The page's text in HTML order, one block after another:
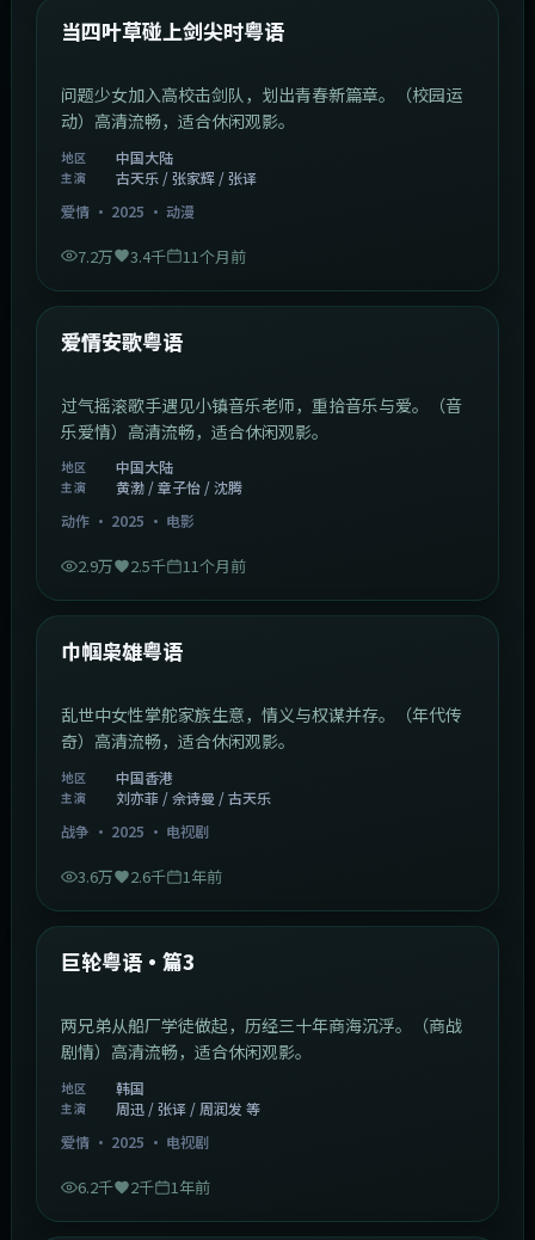
最新
当四叶草碰上剑尖时粤语
问题少女加入高校击剑队，划出青春新篇章。（校园运
动）高清流畅，适合休闲观影。
地区 中国大陆
主演
古天乐 / 张家辉 / 张译
爱情· 2025 · 动漫
7.2万 3.4千 11个月前
最新
爱情安歌粤语
过气摇滚歌手遇见小镇音乐老师，重拾音乐与爱。（音
乐爱情）高清流畅，适合休闲观影。
地区 中国大陆
主演
黄渤 / 章子怡 / 沈腾
动作· 2025 · 电影
2.9万 2.5千 11个月前
最新
巾帼枭雄粤语
乱世中女性掌舵家族生意，情义与权谋并存。（年代传
奇）高清流畅，适合休闲观影。
地区 中国香港
主演
刘亦菲 / 佘诗曼 / 古天乐
战争 · 2025 · 电视剧
3.6万 2.6千 1年前
最新
巨轮粤语·篇3
两兄弟从船厂学徒做起，历经三十年商海沉浮。（商战
剧情）高清流畅，适合休闲观影。
地区 韩国
主演
周迅 / 张译 / 周润发 等
爱情· 2025 · 电视剧
6.2千 2千 1年前